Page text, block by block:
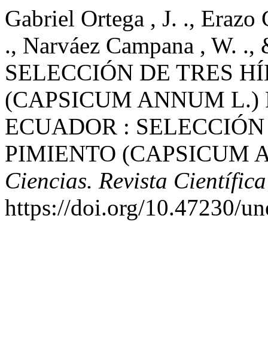
Gabriel Ortega , J. ., Erazo
., Narváez Campana , W.
SELECCIÓN DE TRES
(CAPSICUM ANNUM L.)
ECUADOR :
PIMIENTO (CAPSICUM
Ciencias. Revista
https://doi.org/10.47230/